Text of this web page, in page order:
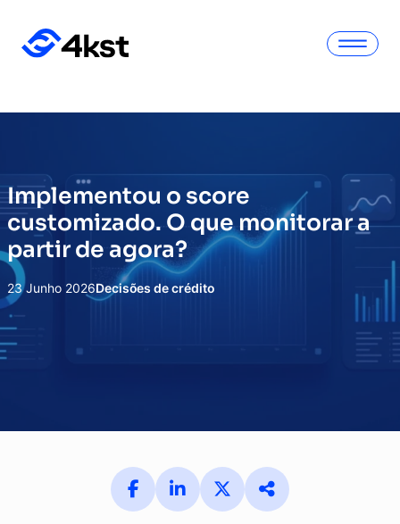
Implementou o score
customizado. O que monitorar a
partir de agora?
23 Junho 2026Decisões de crédito